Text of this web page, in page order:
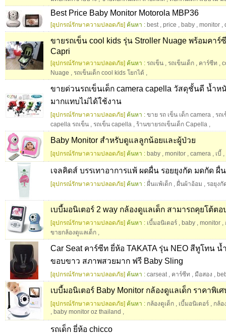
Best Price Baby Monitor Motorola MBP36
[อุปกรณ์รักษาความปลอดภัย] ค้นหา : best, price , baby , monitor ,
ขายรถเข็น cool kids รุ่น Stroller Nuage พร้อมคาร์
Capri
[อุปกรณ์รักษาความปลอดภัย] ค้นหา : รถเข็น , รถเข็นเด็ก , คาร์ซีท ,
Nuage , รถเข็นเด็ก cool kids โยกได้ ,
ขายด่วนรถเข็นเด็ก camera capella วัสดุชั้นดี น้ำห
มากแทบไม่ได้ใช้งาน
[อุปกรณ์รักษาความปลอดภัย] ค้นหา : ขาย รถ เข็น เด็ก camera , รถ
capella รถเข็น , รถเข็น capella , ร้านขายรถเข็นเด็ก Capella ,
Baby Monitor สำหรับดูแลลูกน้อยและผู้ป่วย
[อุปกรณ์รักษาความปลอดภัย] ค้นหา : baby , monitor , camera , เบี้ ,
เจลคิดส์ บรรเทาอาการแพ้ ผดผื่น รอยยุงกัด มดกัด ผื่
[อุปกรณ์รักษาความปลอดภัย] ค้นหา : ผื่นแพ้เด็ก , ผื่นผ้าอ้อม , รอยุงกั
เบบี้มอนิเตอร์ 2 way กล้องดูแลเด็ก สามารถคุยโต้ต
[อุปกรณ์รักษาความปลอดภัย] ค้นหา : เบี้มอนิเตอร์ , baby , monitor ,
ขายกล้องดูแลเด็ก ,
Car Seat คาร์ซีท ยี่ห้อ TAKATA รุ่น NEO สีทูโทน น้
ขอบขาว สภาพสวยมาก ฟรี Baby Sling
[อุปกรณ์รักษาความปลอดภัย] ค้นหา : carseat, คาร์ซีท , มือสอง ,
เบบี้มอนิเตอร์ Baby Monitor กล้องดูแลเด็ก ราคาพิเ
[อุปกรณ์รักษาความปลอดภัย] ค้นหา : กล้องดูเด็ก , เบี้มอนิเตอร์ , กล้อ
, baby monitor oz thailand ,
รถเด็ก ยี่ห้อ chicco